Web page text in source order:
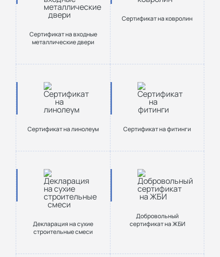
Сертификат на входные
металлические двери
Cертификат на ковролин
Cертификат на линолеум Cертификат на фитинги
Декларация на сухие
строительные смеси
Добровольный
сертификат на ЖБИ